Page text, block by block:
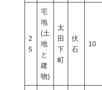
2
5
宅
地
(土
地
と
建
物)
太
田
下
町
伏
石
10